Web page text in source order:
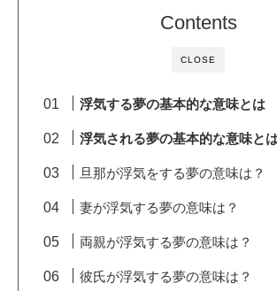
CLOSE
Contents
浮気する夢の基本的な意味とは
浮気される夢の基本的な意味と
旦那が浮気をする夢の意味は？
妻が浮気する夢の意味は？
両親が浮気する夢の意味は？
彼氏が浮気する夢の意味は？